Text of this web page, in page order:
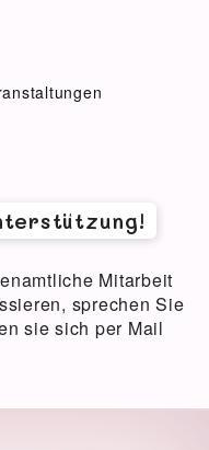
Mitarbeit
sprechen Sie
sie sich per Mail